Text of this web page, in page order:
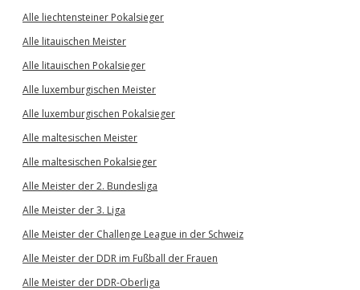
Alle liechtensteiner Pokalsieger
Alle litauischen Meister
Alle litauischen Pokalsieger
Alle luxemburgischen Meister
Alle luxemburgischen Pokalsieger
Alle maltesischen Meister
Alle maltesischen Pokalsieger
Alle Meister der 2. Bundesliga
Alle Meister der 3. Liga
Alle Meister der Challenge League in der Schweiz
Alle Meister der DDR im Fußball der Frauen
Alle Meister der DDR-Oberliga